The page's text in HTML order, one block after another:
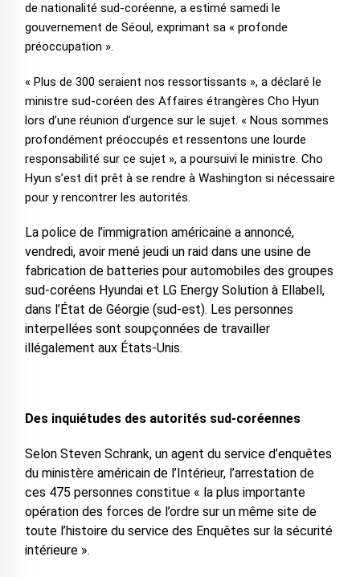
de nationalité sud-coréenne, a estimé samedi le
gouvernement de Séoul, exprimant sa « profonde
préoccupation ».
« Plus de 300 seraient nos ressortissants », a déclaré le
ministre sud-coréen des Affaires étrangères Cho Hyun
lors d’une réunion d’urgence sur le sujet. « Nous sommes
profondément préoccupés et ressentons une lourde
responsabilité sur ce sujet », a poursuivi le ministre. Cho
Hyun s’est dit prêt à se rendre à Washington si nécessaire
pour y rencontrer les autorités.
La police de l’immigration américaine a annoncé,
vendredi, avoir mené jeudi un raid dans une usine de
fabrication de batteries pour automobiles des groupes
sud-coréens Hyundai et LG Energy Solution à Ellabell,
dans l’État de Géorgie (sud-est). Les personnes
interpellées sont soupçonnées de travailler
illégalement aux États-Unis.
Des inquiétudes des autorités sud-coréennes
Selon Steven Schrank, un agent du service d’enquêtes
du ministère américain de l’Intérieur, l’arrestation de
ces 475 personnes constitue « la plus importante
opération des forces de l’ordre sur un même site de
toute l’histoire du service des Enquêtes sur la sécurité
intérieure ».